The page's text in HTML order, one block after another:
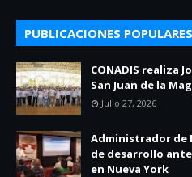
PUBLICACIONES POPULARES
CONADIS realiza
San Juan de la
Julio 27, 2026
Administrador de
de desarrollo
en Nueva York